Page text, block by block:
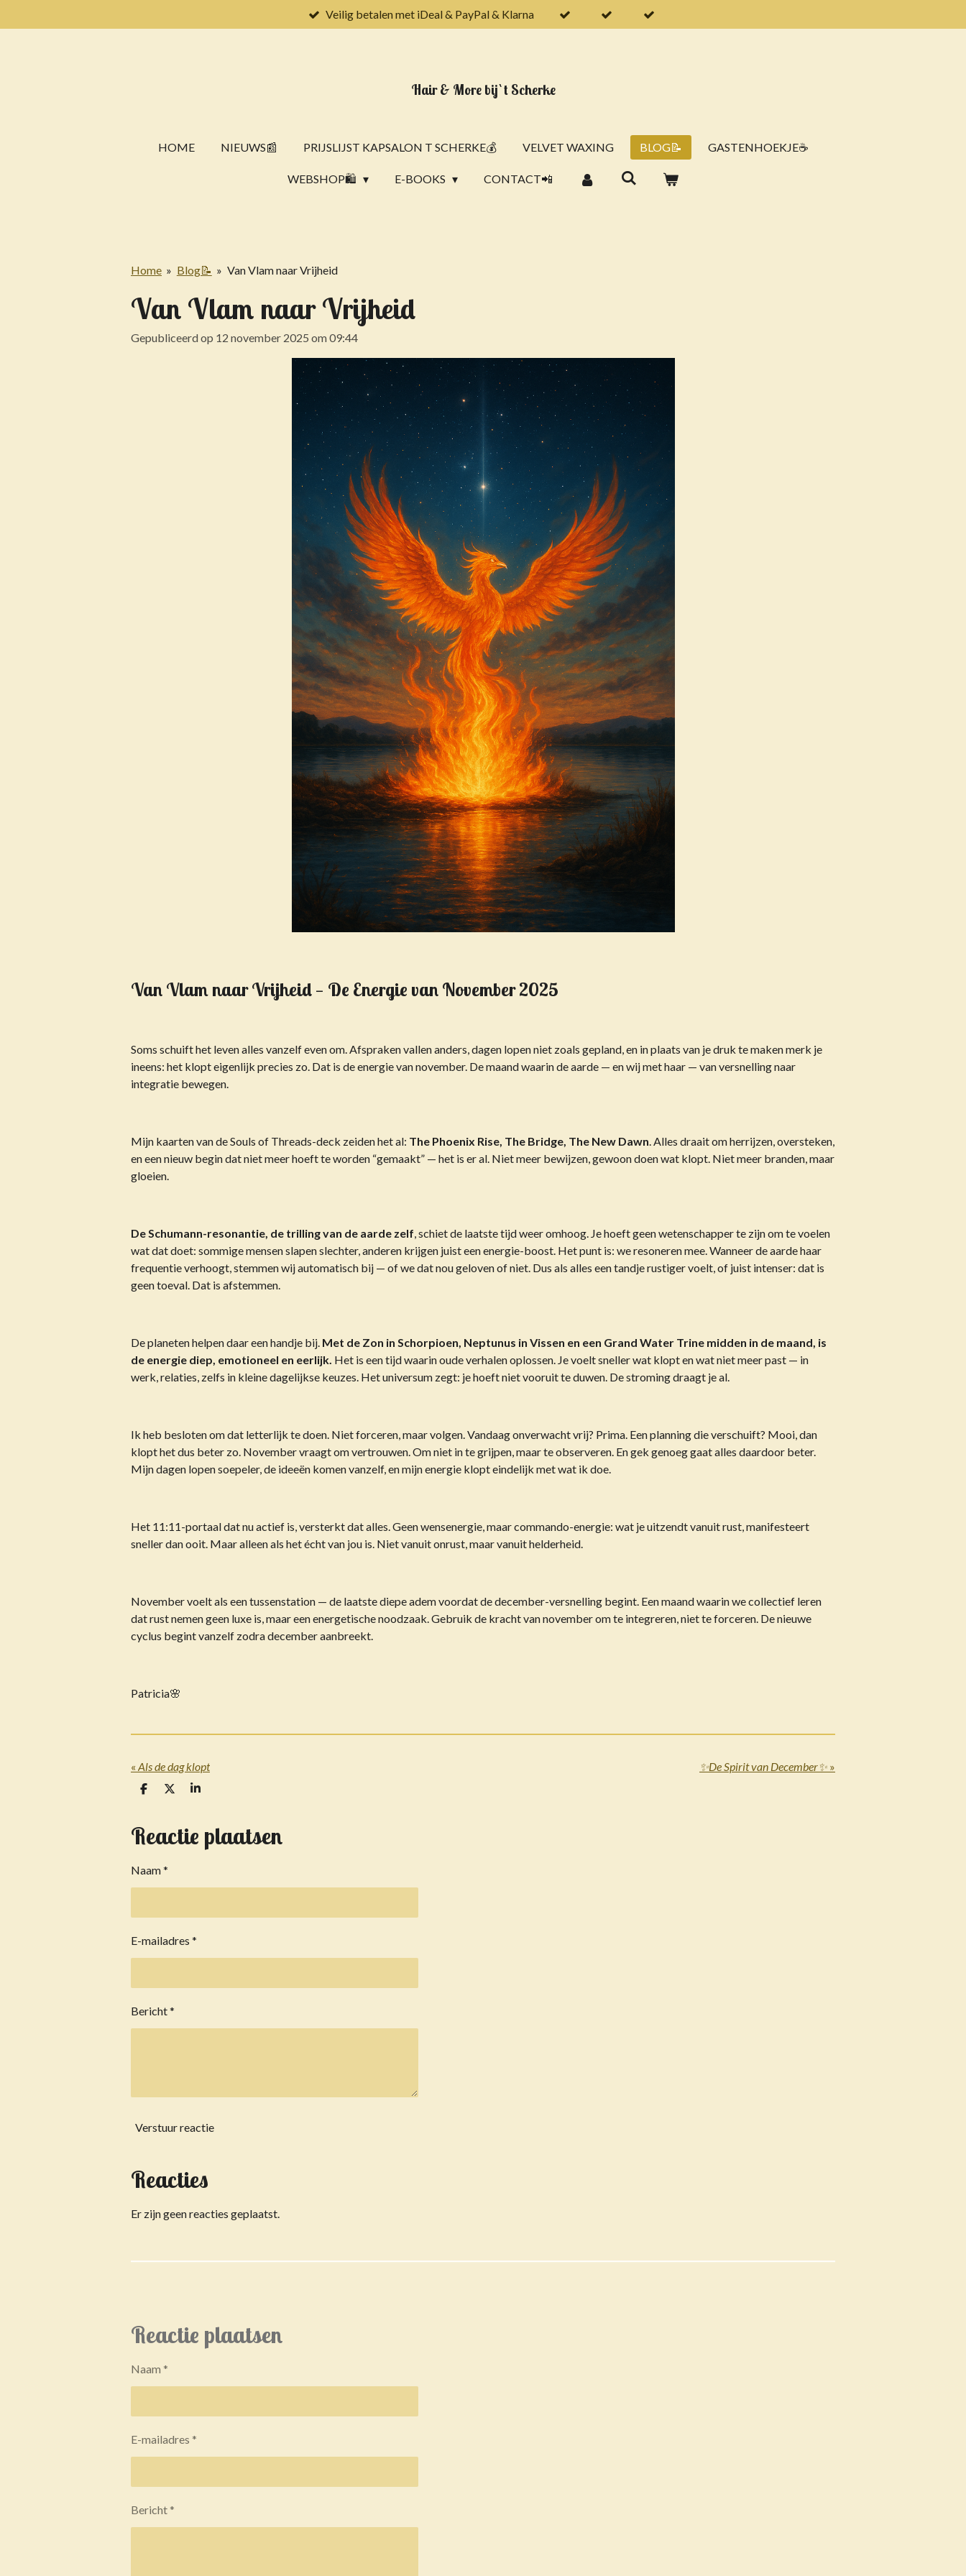
direct
Veilig betalen met iDeal & PayPal & Klarna
Hair & More bij `t Scherke
HOME NIEUWS📰 PRIJSLIJST KAPSALON T SCHERKE💰 VELVET WAXING BLOG📝 GASTENHOEKJE☕️
WEBSHOP🛍️ E-BOOKS CONTACT📲
Home » Blog📝 » Van Vlam naar Vrijheid
Van Vlam naar Vrijheid
Gepubliceerd op 12 november 2025 om 09:44
Van Vlam naar Vrijheid — De Energie van November 2025
Soms schuift het leven alles vanzelf even om. Afspraken vallen anders, dagen lopen niet zoals gepland, en in plaats van je druk te maken merk je
ineens: het klopt eigenlijk precies zo. Dat is de energie van november. De maand waarin de aarde — en wij met haar — van versnelling naar
integratie bewegen.
Mijn kaarten van de Souls of Threads-deck zeiden het al: The Phoenix Rise, The Bridge, The New Dawn. Alles draait om herrijzen, oversteken,
en een nieuw begin dat niet meer hoeft te worden “gemaakt” — het is er al. Niet meer bewijzen, gewoon doen wat klopt. Niet meer branden, maar
gloeien.
De Schumann-resonantie, de trilling van de aarde zelf, schiet de laatste tijd weer omhoog. Je hoeft geen wetenschapper te zijn om te voelen
wat dat doet: sommige mensen slapen slechter, anderen krijgen juist een energie-boost. Het punt is: we resoneren mee. Wanneer de aarde haar
frequentie verhoogt, stemmen wij automatisch bij — of we dat nou geloven of niet. Dus als alles een tandje rustiger voelt, of juist intenser: dat is
geen toeval. Dat is afstemmen.
De planeten helpen daar een handje bij. Met de Zon in Schorpioen, Neptunus in Vissen en een Grand Water Trine midden in de maand, is
de energie diep, emotioneel en eerlijk. Het is een tijd waarin oude verhalen oplossen. Je voelt sneller wat klopt en wat niet meer past — in
werk, relaties, zelfs in kleine dagelijkse keuzes. Het universum zegt: je hoeft niet vooruit te duwen. De stroming draagt je al.
Ik heb besloten om dat letterlijk te doen. Niet forceren, maar volgen. Vandaag onverwacht vrij? Prima. Een planning die verschuift? Mooi, dan
klopt het dus beter zo. November vraagt om vertrouwen. Om niet in te grijpen, maar te observeren. En gek genoeg gaat alles daardoor beter.
Mijn dagen lopen soepeler, de ideeën komen vanzelf, en mijn energie klopt eindelijk met wat ik doe.
Het 11:11-portaal dat nu actief is, versterkt dat alles. Geen wensenergie, maar commando-energie: wat je uitzendt vanuit rust, manifesteert
sneller dan ooit. Maar alleen als het écht van jou is. Niet vanuit onrust, maar vanuit helderheid.
November voelt als een tussenstation — de laatste diepe adem voordat de december-versnelling begint. Een maand waarin we collectief leren
dat rust nemen geen luxe is, maar een energetische noodzaak. Gebruik de kracht van november om te integreren, niet te forceren. De nieuwe
cyclus begint vanzelf zodra december aanbreekt.
Patricia🌸
« Als de dag klopt ✨De Spirit van December✨ »
D
e
n
D
S
e
Reactie plaatsen
Naam *
E-mailadres *
Bericht *
Verstuur reactie
Reacties
Er zijn geen reacties geplaatst.
Reactie plaatsen
Naam *
E-mailadres *
Bericht *